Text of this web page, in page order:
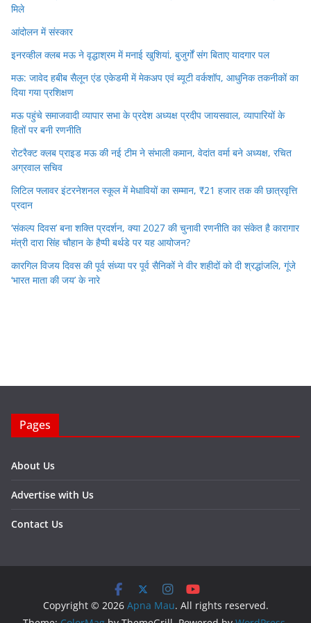
मिले
आंदोलन में संस्कार
इनरव्हील क्लब मऊ ने वृद्धाश्रम में मनाई खुशियां, बुजुर्गों संग बिताए यादगार पल
मऊ: जावेद हबीब सैलून एंड एकेडमी में मेकअप एवं ब्यूटी वर्कशॉप, आधुनिक तकनीकों का
दिया गया प्रशिक्षण
मऊ पहुंचे समाजवादी व्यापार सभा के प्रदेश अध्यक्ष प्रदीप जायसवाल, व्यापारियों के
हितों पर बनी रणनीति
रोटरैक्ट क्लब प्राइड मऊ की नई टीम ने संभाली कमान, वेदांत वर्मा बने अध्यक्ष, रचित
अग्रवाल सचिव
लिटिल फ्लावर इंटरनेशनल स्कूल में मेधावियों का सम्मान, ₹21 हजार तक की छात्रवृत्ति
प्रदान
‘संकल्प दिवस’ बना शक्ति प्रदर्शन, क्या 2027 की चुनावी रणनीति का संकेत है कारागार
मंत्री दारा सिंह चौहान के हैप्पी बर्थडे पर यह आयोजन?
कारगिल विजय दिवस की पूर्व संध्या पर पूर्व सैनिकों ने वीर शहीदों को दी श्रद्धांजलि, गूंजे
‘भारत माता की जय’ के नारे
Pages
About Us
Advertise with Us
Contact Us
Copyright © 2026 Apna Mau. All rights reserved.